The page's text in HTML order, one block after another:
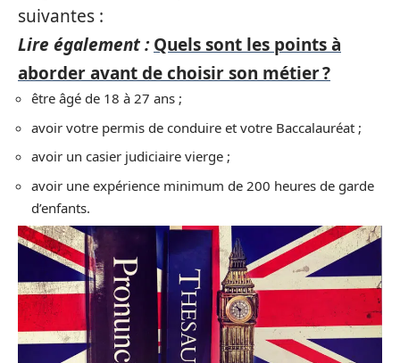
suivantes :
Lire également : Quels sont les points à
aborder avant de choisir son métier ?
être âgé de 18 à 27 ans ;
avoir votre permis de conduire et votre Baccalauréat ;
avoir un casier judiciaire vierge ;
avoir une expérience minimum de 200 heures de garde
d’enfants.